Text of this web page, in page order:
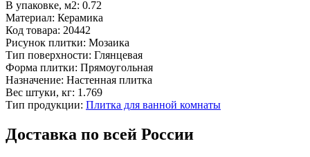
В упаковке, м2: 0.72
Материал: Керамика
Код товара: 20442
Рисунок плитки: Мозаика
Тип поверхности: Глянцевая
Форма плитки: Прямоугольная
Назначение: Настенная плитка
Вес штуки, кг: 1.769
Тип продукции: Плитка для ванной комнаты
Доставка по всей России